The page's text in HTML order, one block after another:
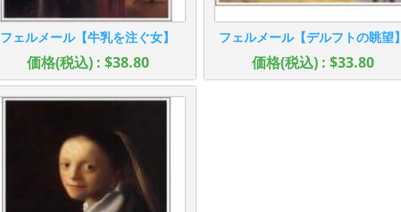
フェルメール【牛乳を注ぐ女】
価格(税込) : $38.80
フェルメール【デルフトの眺望】
価格(税込) : $33.80